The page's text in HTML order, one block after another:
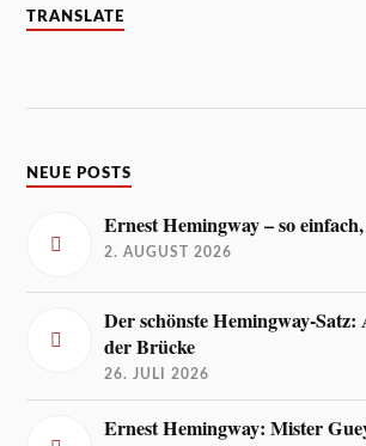
TRANSLATE
NEUE POSTS
Ernest Hemingway – so
2. AUGUST 2026
Der schönste Hemingway-
der Brücke
26. JULI 2026
Ernest Hemingway: Mister